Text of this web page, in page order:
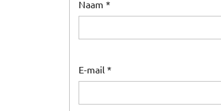
Naam *
E-mail *